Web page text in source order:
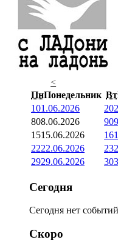
<
ПнПонедельник Вт
101.06.2026 2
808.06.2026 9
1515.06.2026 16
2222.06.2026 23
2929.06.2026 30
Сегодня
Сегодня нет событий
Скоро